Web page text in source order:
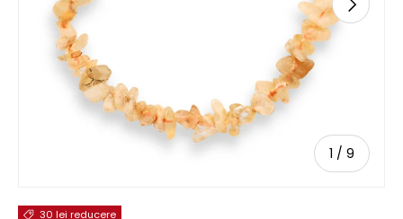
1 / de
9
30 lei reducere